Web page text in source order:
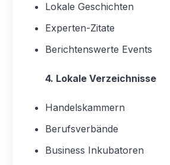
Lokale Geschichten
Experten-Zitate
Berichtenswerte Events
4. Lokale Verzeichnisse
Handelskammern
Berufsverbände
Business Inkubatoren